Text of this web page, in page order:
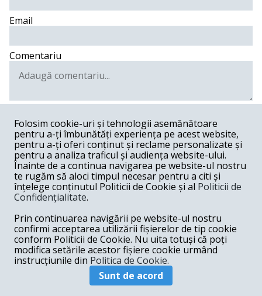
Email
Comentariu
andrei -08-09-2016
manevra clasica. au incercat-o pe goldwater, le-a reusit.
au incercat-o pe reagan, au pierdut. mai bine ar verifica
sanatatea lui clinton, e cam ambigua in ultimul timp
Răspunde
viorica iovan -08-08-2016
. bun, și dacă testele obiective îl vor găsi sănătos mintal
și pe cei ce conduc din umbră America și întreaga lume,
bolnavi psihici?
Folosim cookie-uri și tehnologii asemănătoare
pentru a-ți îmbunătăți experiența pe acest website,
pentru a-ți oferi conținut și reclame personalizate și
pentru a analiza traficul și audiența website-ului.
Înainte de a continua navigarea pe website-ul nostru
te rugăm să aloci timpul necesar pentru a citi și
înțelege conținutul Politicii de Cookie și al Politicii de
Confidențialitate.
Prin continuarea navigării pe website-ul nostru
confirmi acceptarea utilizării fișierelor de tip cookie
conform Politicii de Cookie. Nu uita totuși că poți
modifica setările acestor fișiere cookie urmând
instrucțiunile din Politica de Cookie.
Sunt de acord